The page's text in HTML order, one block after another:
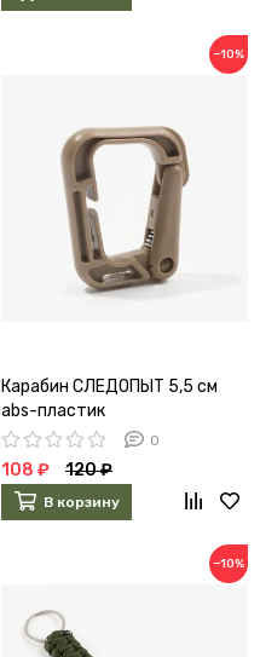
−10%
Карабин СЛЕДОПЫТ 5,5 см
abs-пластик
0
108 ₽ 120 ₽
В корзину
−10%